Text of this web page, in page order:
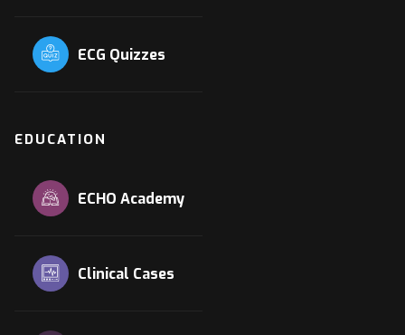
ECG Quizzes
EDUCATION
ECHO Academy
Clinical Cases